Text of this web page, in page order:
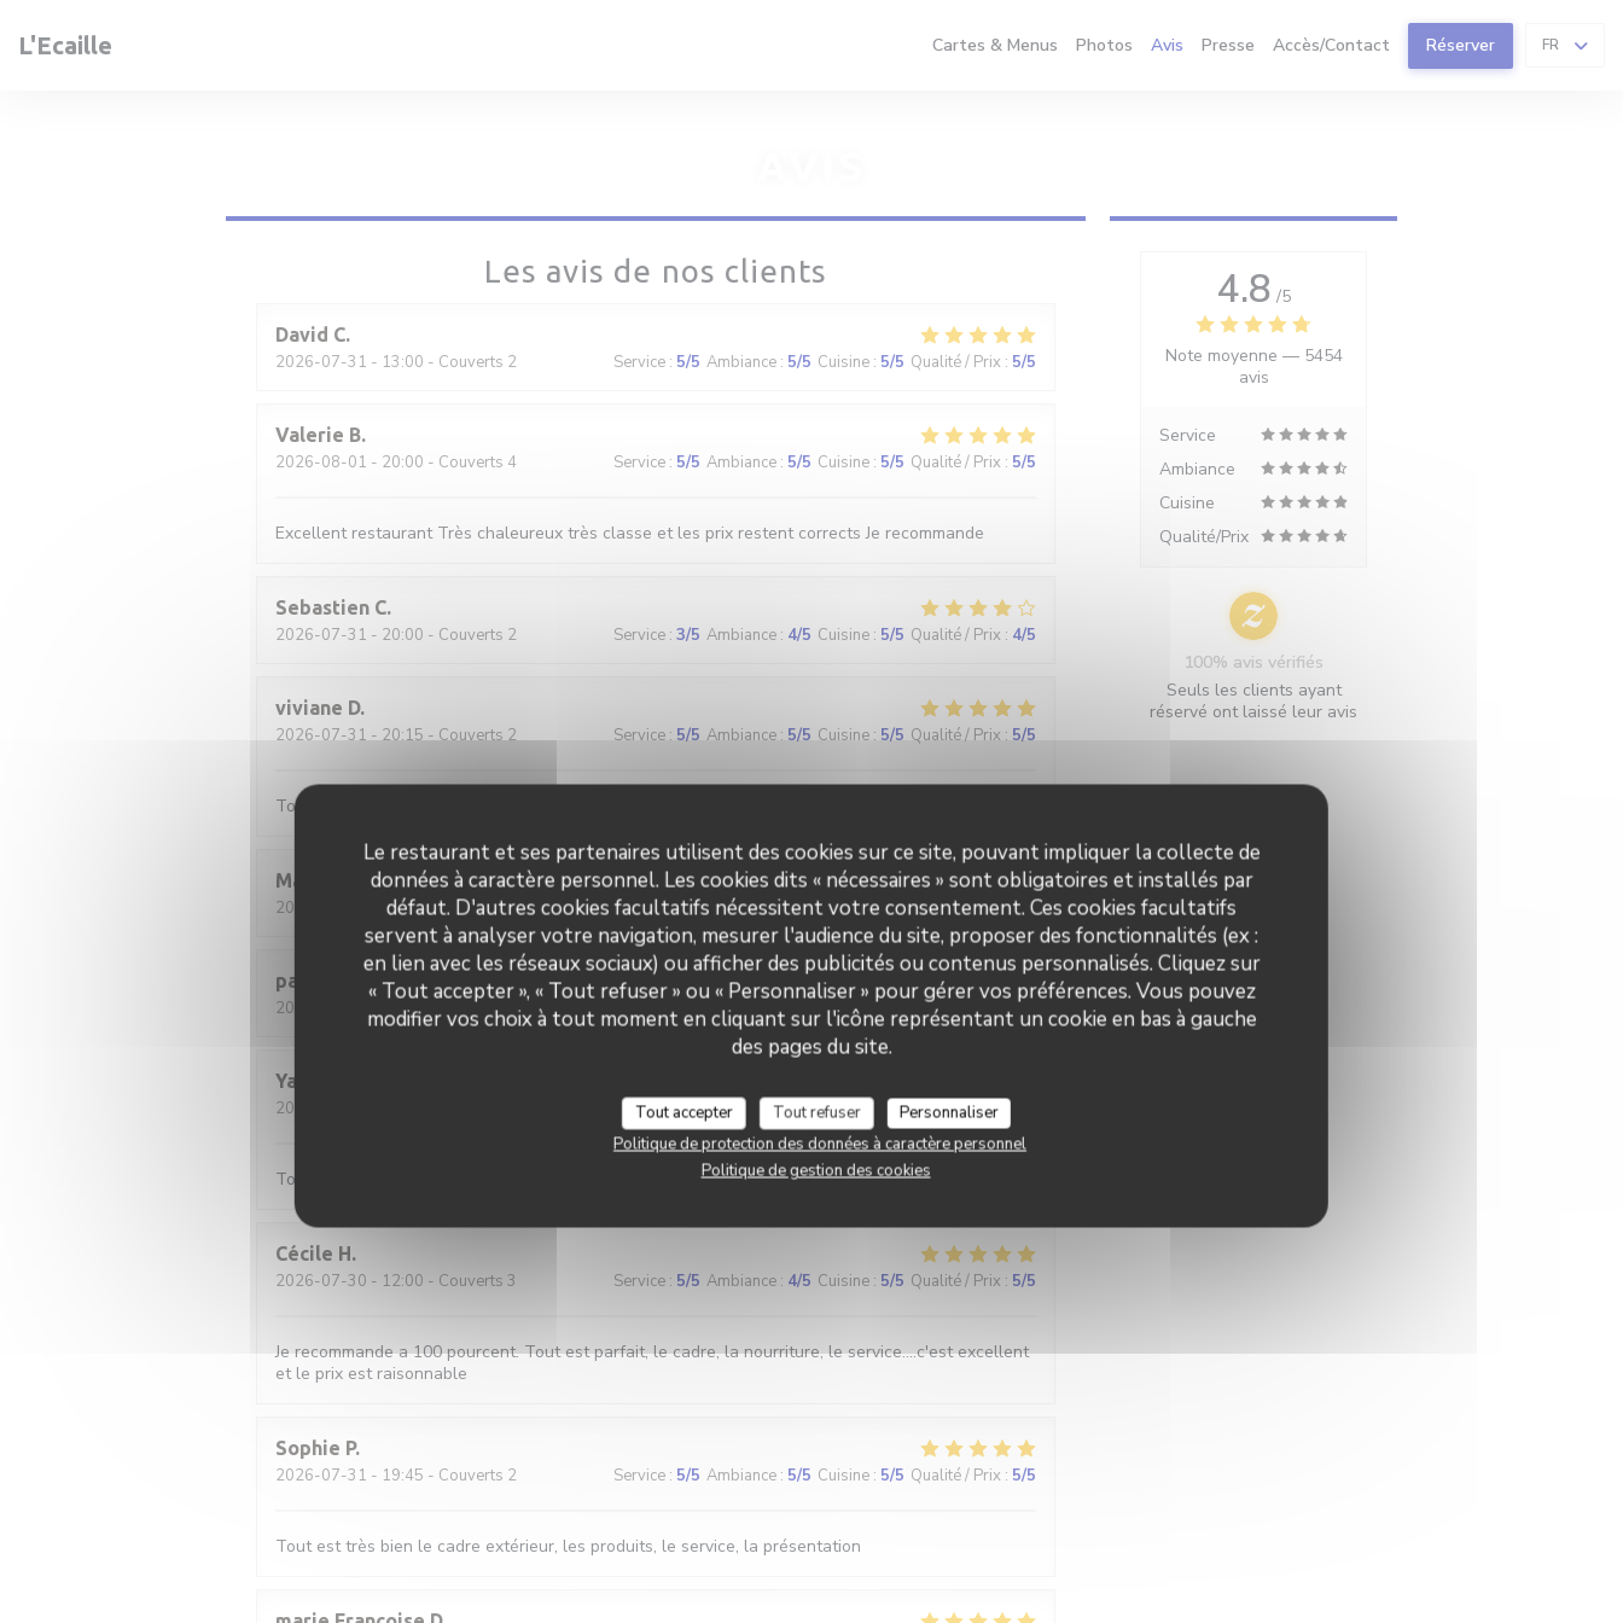
Le restaurant et ses partenaires utilisent des cookies sur ce site, pouvant impliquer la collecte de
données à caractère personnel. Les cookies dits « nécessaires » sont obligatoires et installés par
défaut. D'autres cookies facultatifs nécessitent votre consentement. Ces cookies facultatifs
servent à analyser votre navigation, mesurer l'audience du site, proposer des fonctionnalités (ex :
en lien avec les réseaux sociaux) ou afficher des publicités ou contenus personnalisés. Cliquez sur
« Tout accepter », « Tout refuser » ou « Personnaliser » pour gérer vos préférences. Vous pouvez
modifier vos choix à tout moment en cliquant sur l'icône représentant un cookie en bas à gauche
des pages du site.
Tout accepter Tout refuser
Personnaliser
Politique de protection des données à caractère personnel
Politique de gestion des cookies
L'Ecaille Cartes & Menus Photos Avis Presse Accès/Contact Réserver FR
Les avis de nos clients
David C
2026-07-31 - 13:00 - Couverts 2 Service : 5/5 Ambiance : 5/5 Cuisine : 5/5 Qualité / Prix : 5/5
Valerie B
2026-08-01 - 20:00 - Couverts 4 Service : 5/5 Ambiance : 5/5 Cuisine : 5/5 Qualité / Prix : 5/5
Excellent restaurant Très chaleureux très classe et les prix restent corrects Je recommande
Sebastien C
2026-07-31 - 20:00 - Couverts 2 Service : 3/5 Ambiance : 4/5 Cuisine : 5/5 Qualité / Prix : 4/5
viviane D
2026-07-31- 20:15 - Couverts 2 Service : 5/5 Ambiance : 5/5 Cuisine : 5/5 Qualité / Prix : 5/5
Toujours aussi satisfaite, c'est très bon et le service est parfait.
Martine
2026-08-02
- 12:30 - Couverts 2 Service:5/5 Ambiance:5/5 Cuisine: 5/5 Qualité / Prix: 5/5
pascal
2026-07-30
- 12:00 - Couverts 2 : Ambiance : Cuisine : Qualité / Prix : 4
Yann
2026-08-01
Service: 5/5 Ambiance:5/5 Cuisine : 5 /5 Qualité / Prix
Toujours au top
Cécile H
2026-07-30 - 12:00 - Couverts 3 Service : 5/5 Ambiance : 4/5 Cuisine : 5/5 Qualité / Prix : 5/5
Je recommande a 100 pourcent. Tout est parfait, le cadre, la nourriture, le service....c'est excellent
et le prix est raisonnable
Sophie P
2026-07-31 - 19:45 - Couverts 2 Service : 5/5 Ambiance : 5/5 Cuisine : 5/5 Qualité / Prix : 5/5
Tout est très bien le cadre extérieur, les produits, le service, la présentation
4.8 /5
Note moyenne — 5454
avis
Service
Ambiance
Cuisine
Qualité/Prix
100% avis vérifiés
Seuls les clients ayant
réservé ont laissé leur avis
L'Ecaille